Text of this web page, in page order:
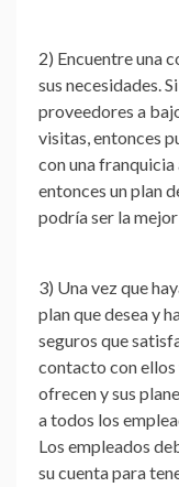
2) Encuentre una
sus necesidades.
proveedores a
visitas, entonces
con una
entonces un plan
podría ser la
3) Una vez que
plan que desea y
seguros que
contacto con
ofrecen y sus
a todos los
Los empleados
su cuenta para